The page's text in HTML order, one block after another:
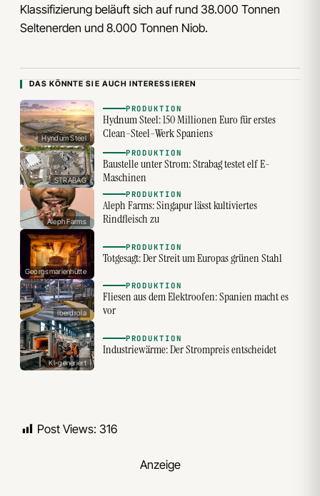
Klassifizierung beläuft sich auf rund 38.000 Tonnen
Seltenerden und 8.000 Tonnen Niob.
DAS KÖNNTE SIE AUCH INTERESSIEREN
Hyndum Steel
PRODUKTION
Hydnum Steel: 150 Millionen Euro für erstes
Clean-Steel-Werk Spaniens
STRABAG
PRODUKTION
Baustelle unter Strom: Strabag testet elf E-
Maschinen
Aleph Farms
PRODUKTION
Aleph Farms: Singapur lässt kultiviertes
Rindfleisch zu
Georgsmarienhütte
PRODUKTION
Totgesagt: Der Streit um Europas grünen Stahl
Iberdrola
PRODUKTION
Fliesen aus dem Elektroofen: Spanien macht es
vor
KI-generiert
PRODUKTION
Industriewärme: Der Strompreis entscheidet
Post Views: 316
Anzeige